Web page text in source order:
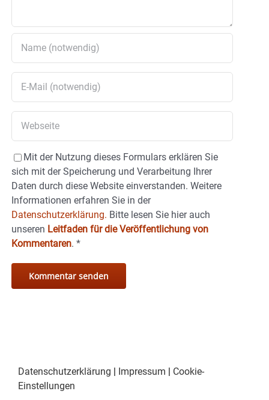
Mit der Nutzung dieses Formulars erklären Sie
sich mit der Speicherung und Verarbeitung Ihrer
Daten durch diese Website einverstanden. Weitere
Informationen erfahren Sie in der
Datenschutzerklärung. Bitte lesen Sie hier auch
unseren Leitfaden für die Veröffentlichung von
Kommentaren. *
Datenschutzerklärung | Impressum | Cookie-
Einstellungen